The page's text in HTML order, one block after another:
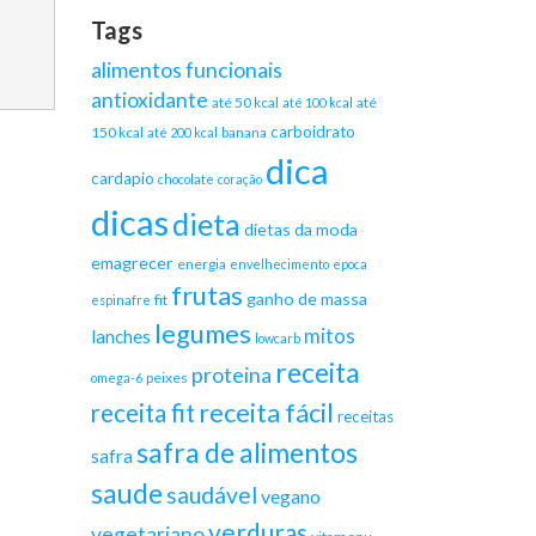
Tags
alimentos funcionais
antioxidante até 50 kcal até 100 kcal até
150 kcal até 200 kcal banana carboidrato
cardapio chocolate coração dica
dicasdieta dietas da moda
emagrecer energia envelhecimento epoca
espinafre fit frutas ganho de massa
lanches legumes lowcarb mitos
omega-6 peixes proteina receita
receita fit receita fácil receitas
safrasafra de alimentos
saude saudável vegano